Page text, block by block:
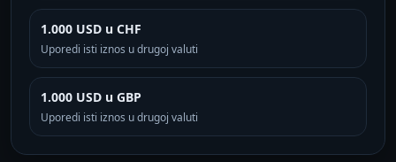
1.000 USD u CHF
Uporedi isti iznos u drugoj valuti
1.000 USD u GBP
Uporedi isti iznos u drugoj valuti